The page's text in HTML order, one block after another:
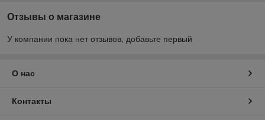
Отзывы о магазине
У компании пока нет отзывов, добавьте первый
О нас
Контакты